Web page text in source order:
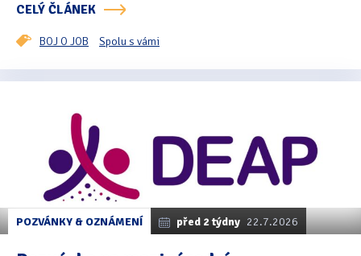
CELÝ ČLÁNEK
BOJ O JOB Spolu s vámi
POZVÁNKY & OZNÁMENÍ před 2 týdny 22.7.2026